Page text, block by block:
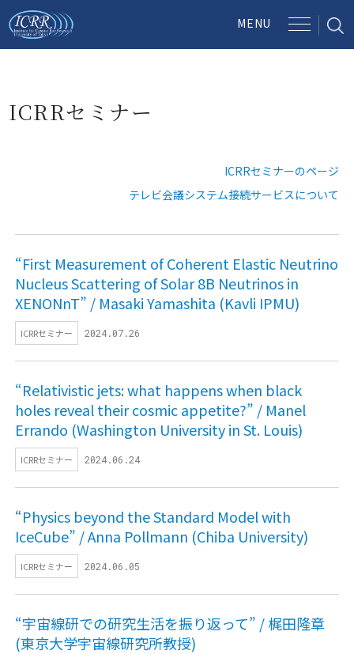
ICRRセミナー
ICRRセミナーのページ
テレビ会議システム接続サービスについて
“First Measurement of Coherent Elastic Neutrino
Nucleus Scattering of Solar 8B Neutrinos in
XENONnT” / Masaki Yamashita (Kavli IPMU)
ICRRセミナー 2024.07.26
“Relativistic jets: what happens when black
holes reveal their cosmic appetite?” / Manel
Errando (Washington University in St. Louis)
ICRRセミナー 2024.06.24
“Physics beyond the Standard Model with
IceCube” / Anna Pollmann (Chiba University)
ICRRセミナー 2024.06.05
“宇宙線研での研究生活を振り返って” / 梶田隆章
(東京大学宇宙線研究所教授)